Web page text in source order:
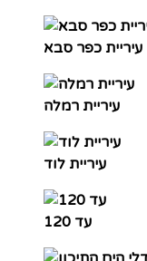
עיריית כפר סבא
עיריית רמלה
עיריית לוד
עד 120